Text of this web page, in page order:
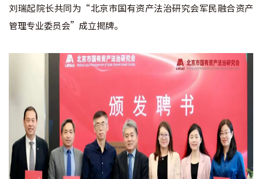
刘瑞起院长共同为“北京市国有资产法治研究会军民融合资产
管理专业委员会”成立揭牌。